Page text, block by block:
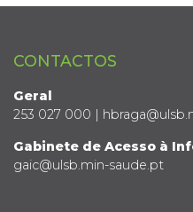
CONTACTOS
Geral
253 027 000 |
Gabinete de Acesso à
gaic@ulsb.min-saude.pt